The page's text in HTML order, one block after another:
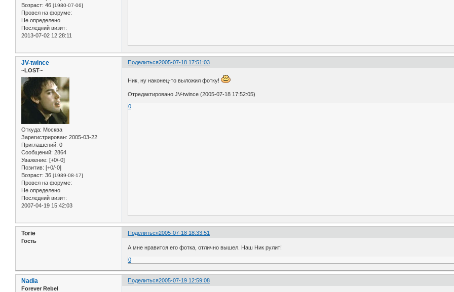
Возраст: 46 [1980-07-06]
Провел на форуме:
Не определено
Последний визит:
2013-07-02 12:28:11
Поделиться2005-07-18 17:51:03
JV-twince
~LOST~
Откуда: Москва
Зарегистрирован: 2005-03-22
Приглашений: 0
Сообщений: 2864
Уважение: [+0/-0]
Позитив: [+0/-0]
Возраст: 36 [1989-08-17]
Провел на форуме:
Не определено
Последний визит:
2007-04-19 15:42:03
Ник, ну наконец-то выложил фотку!
Отредактировано JV-twince (2005-07-18 17:52:05)
0
Поделиться2005-07-18 18:33:51
Torie
Гость
А мне нравится его фотка, отлично вышел. Наш Ник рулит!
0
Поделиться2005-07-19 12:59:08
Nadia
Forever Rebel